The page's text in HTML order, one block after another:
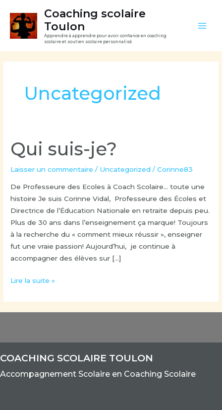
contenu
Coaching scolaire
Toulon
Apprendre à apprendre pour avoir confiance en coaching
scolaire et soutien scolaire personnalisé.
Uncategorized
Qui suis-je?
Laisser un commentaire / Uncategorized /Corinne83
De Professeure des Ecoles à Coach Scolaire… toute une
histoire Je suis Corinne Vidal, Professeure des Écoles et
Directrice de l’Éducation Nationale en retraite depuis peu.
Plus de 30 ans dans l’enseignement ça marque! Toujours
à la recherche du « comment mieux réussir », enseigner
fut une vraie passion! Aujourd’hui, je continue à
accompagner des élèves sur […]
Qui
suis-
je?
Lire la suite »
COACHING SCOLAIRE TOULON
Accompagnement Scolaire en Coaching Scolaire